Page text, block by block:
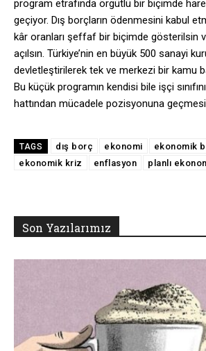
program etrafında örgütlü bir biçimde
geçiyor. Dış borçların ödenmesini kabul
kâr oranları şeffaf bir biçimde gösterilsin
açılsın. Türkiye’nin en büyük 500 sanayi
devletleştirilerek tek ve merkezi bir kamu
Bu küçük programın kendisi bile işçi
hattından mücadele pozisyonuna
TAGS dış borç ekonomi
ekonomik
ekonomik kriz
enflasyon planlı
Son Yazılarımız